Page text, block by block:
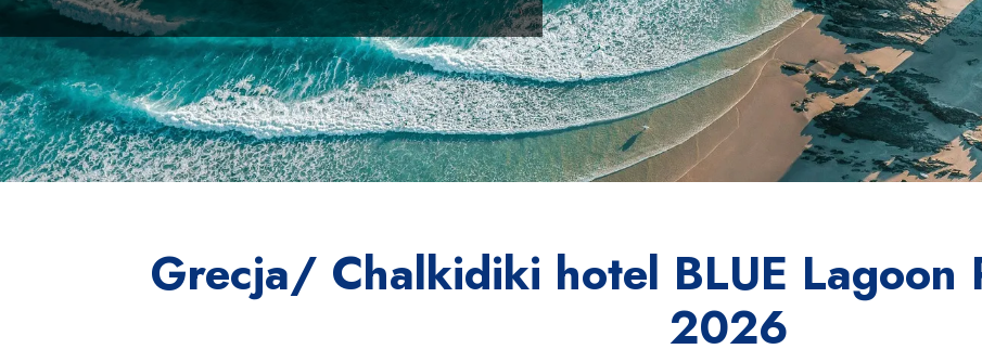
Grecja/ Chalkidiki hotel BLUE Lagoon
2026